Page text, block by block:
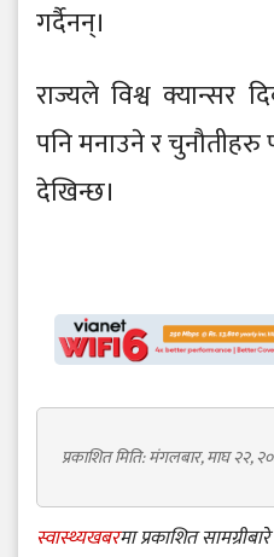
गर्दैनन्।
राज्यले विश्व क्यान्सर
पनि मनाउने र चुनौतीहरु
देखिन्छ।
प्रकाशित मिति: मंगलबार, माघ २२,
स्वास्थ्यखबरमा प्रकाशित